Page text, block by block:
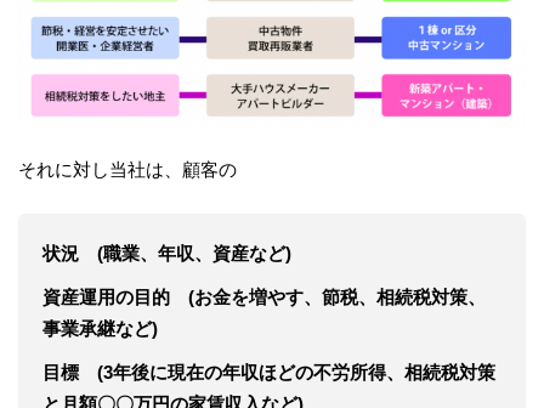
それに対し当社は、顧客の
状況 (職業、年収、資産など)
資産運用の目的 (お金を増やす、節税、相続税対策、
事業承継など)
目標 (3年後に現在の年収ほどの不労所得、相続税対策
と月額〇〇万円の家賃収入など)